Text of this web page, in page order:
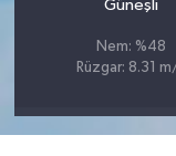
Güneşli
Nem: %48
Rüzgar: 8.31